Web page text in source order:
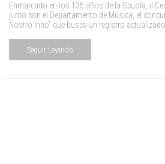
Enmarcado en los 135 años de la Scuola, il
junto con el Departamento de Música, el
Nostro Inno” que busca un registro
Seguir Leyendo